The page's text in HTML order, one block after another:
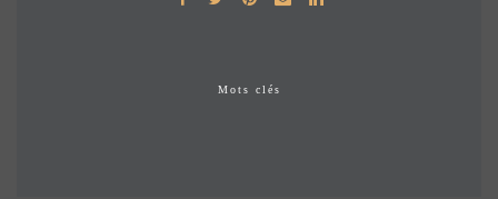
Mots clés